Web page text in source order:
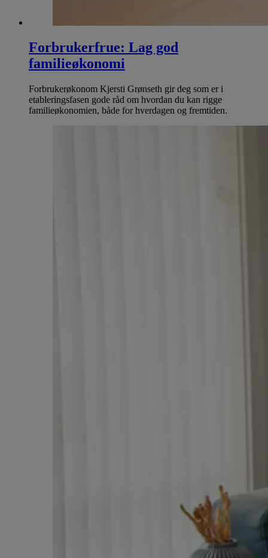
Forbrukerfrue: Lag god
familieøkonomi
Forbrukerøkonom Kjersti Grønseth gir deg som er i
etableringsfasen gode råd om hvordan du kan rigge
familieøkonomien, både for hverdagen og fremtiden.